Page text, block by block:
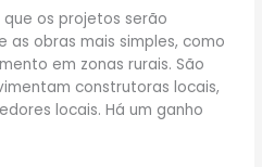
os projetos serão
obras mais simples, como
em zonas rurais. São
construtoras locais,
locais. Há um ganho